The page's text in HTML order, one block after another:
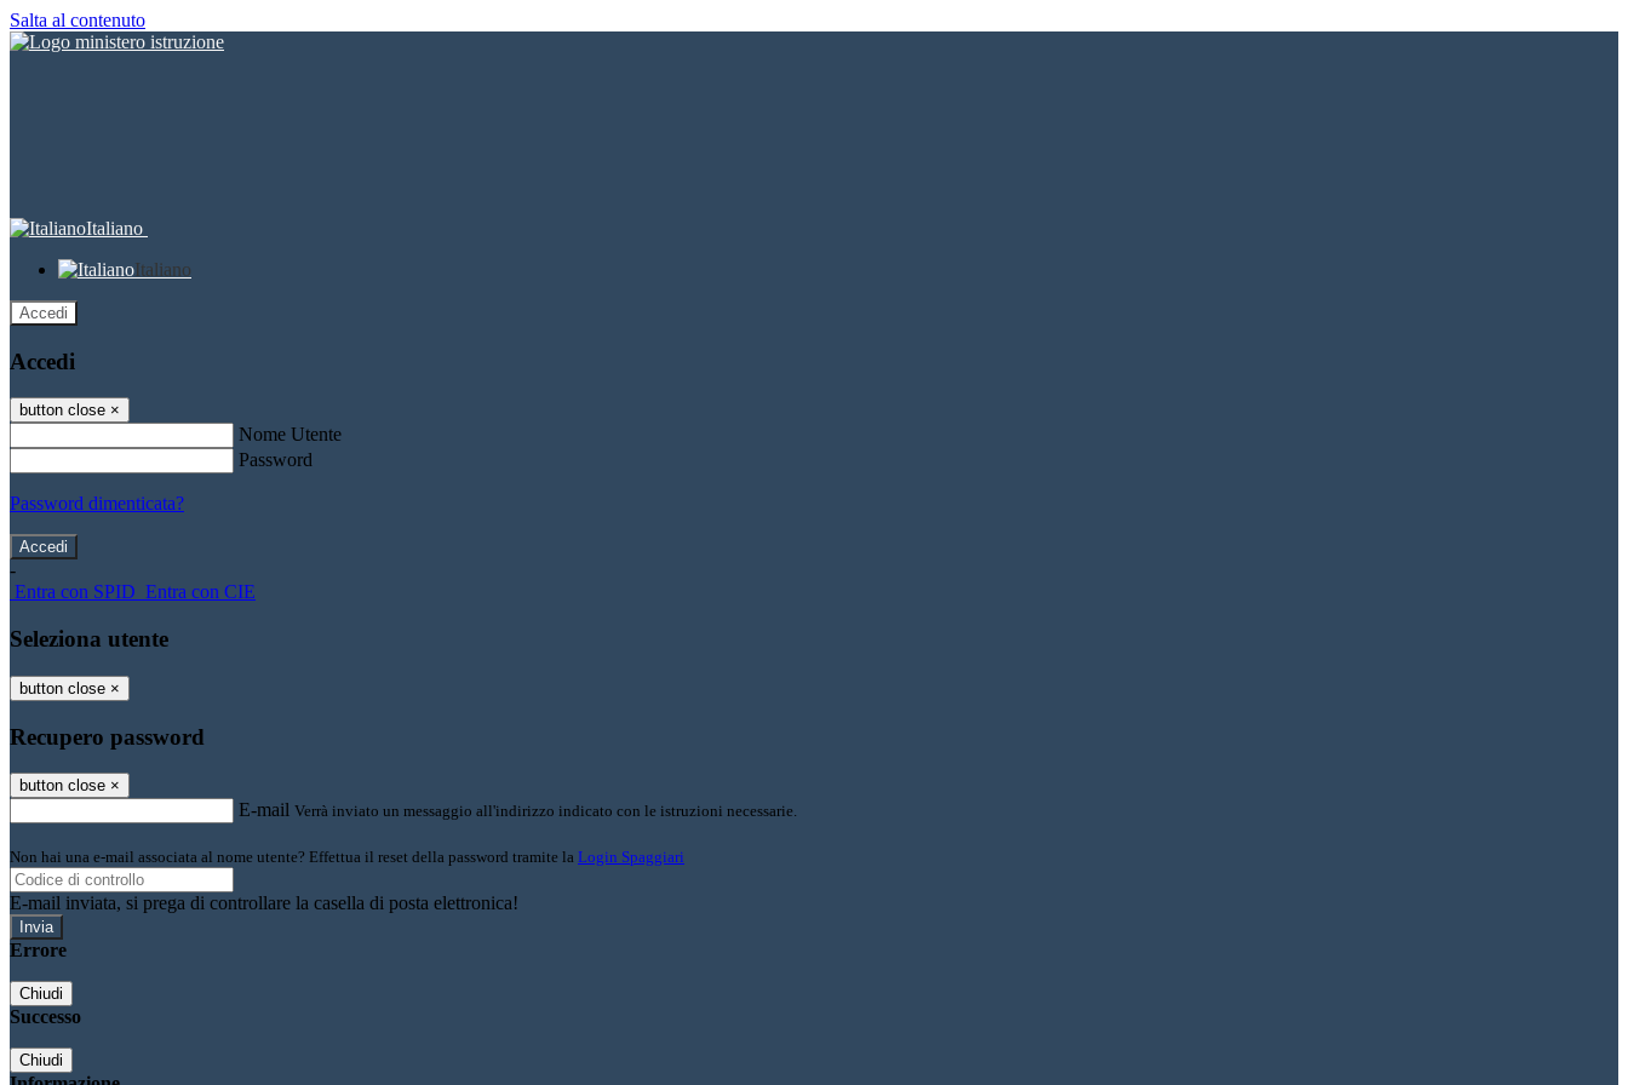
Salta al contenuto
Italiano
Italiano
Accedi
Accedi
button close ×
Nome Utente
Password
Password dimenticata?
-
Entra con SPID Entra con CIE
Seleziona utente
button close ×
Recupero password
button close ×
E-mail Verrà inviato un messaggio all'indirizzo indicato con le istruzioni necessarie.
Non hai una e-mail associata al nome utente? Effettua il reset della password tramite la Login Spaggiari
E-mail inviata, si prega di controllare la casella di posta elettronica!
Errore
Chiudi
Successo
Chiudi